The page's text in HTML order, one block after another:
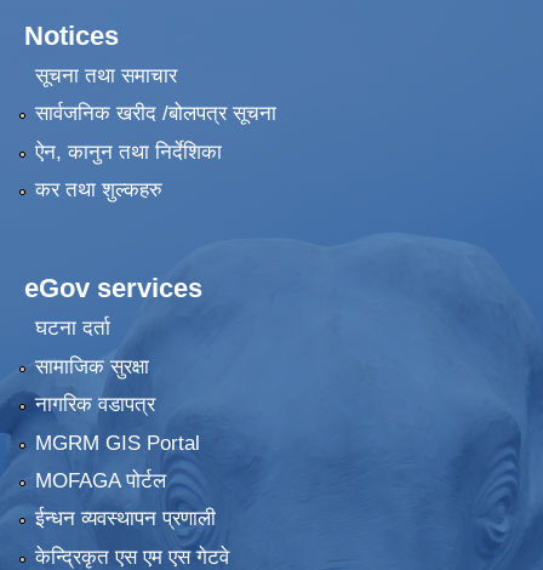
Notices
सूचना तथा समाचार
सार्वजनिक खरीद /बोलपत्र सूचना
ऐन, कानुन तथा निर्देशिका
कर तथा शुल्कहरु
eGov services
घटना दर्ता
सामाजिक सुरक्षा
नागरिक वडापत्र
MGRM GIS Portal
MOFAGA पोर्टल
ईन्धन व्यवस्थापन प्रणाली
केन्द्रिकृत एस एम एस गेटवे